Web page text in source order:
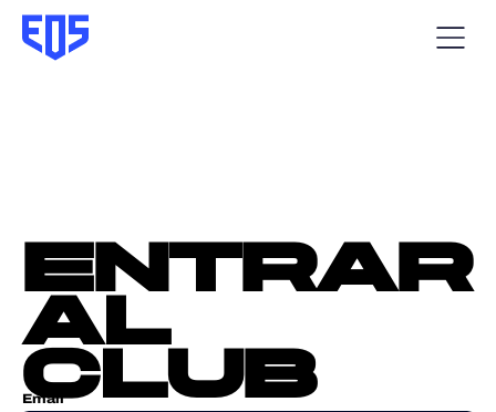
entrar
al
club
Email